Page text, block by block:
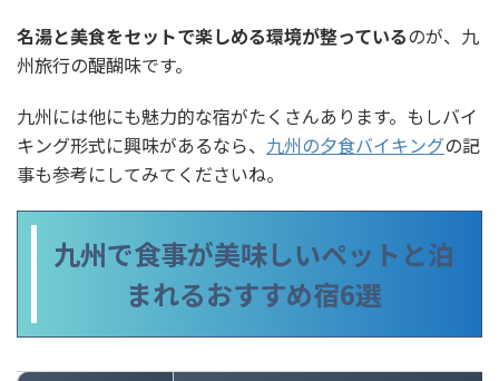
名湯と美食をセットで楽しめる環境が整っているのが、九
州旅行の醍醐味です。
九州には他にも魅力的な宿がたくさんあります。もしバイ
キング形式に興味があるなら、 九州の夕食バイキングの記
事も参考にしてみてくださいね。
九州で食事が美味しいペットと泊
まれるおすすめ宿6選